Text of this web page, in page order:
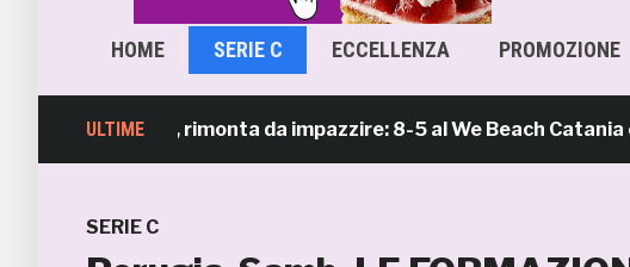
HOME SERIE C ECCELLENZA PROMOZIONE
ULTIME
Soccer, rimonta da impazzire: 8-5 al We Beach Catania e
SERIE C